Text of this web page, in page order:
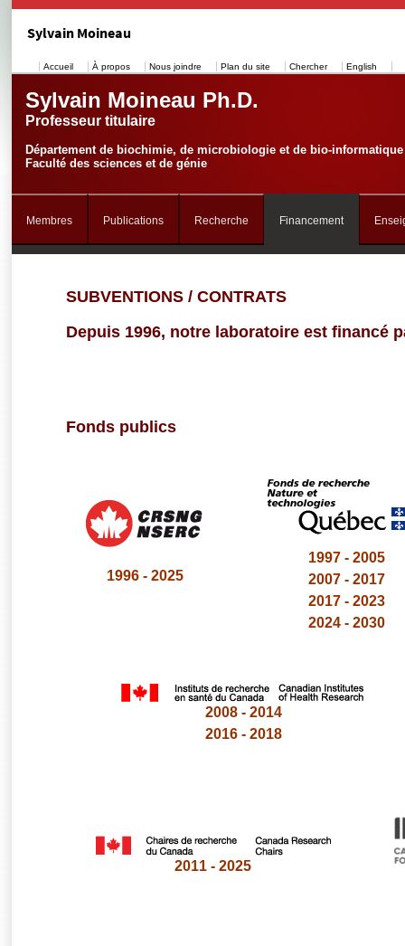
Sylvain Moineau
Accueil À propos Nous joindre Plan du site Chercher English
Sylvain Moineau Ph.D.
Professeur titulaire
Département de biochimie, de microbiologie et de bio-informatique
Faculté des sciences et de génie
Membres Publications Recherche Financement
SUBVENTIONS / CONTRATS
Depuis 1996, notre laboratoire est financé
Fonds publics
1996 - 2025
1997 - 2005
2007 - 2017
2017 - 2023
2024 - 2030
2008 - 2014
2016 - 2018
2011 - 2025